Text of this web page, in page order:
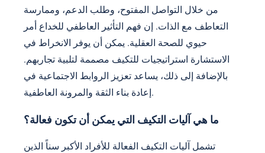
من خلال التواصل المفتوح، وطلب الدعم، وممارسة
التعاطف مع الذات. إن فهم التأثير العاطفي للخداع أمر
حيوي للصحة العقلية. يمكن أن يوفر الانخراط في
الاستشارة استراتيجيات للتكيف مصممة لتلبية تجاربهم.
بالإضافة إلى ذلك، يساعد تعزيز الروابط الاجتماعية في
إعادة بناء الثقة والمرونة العاطفية.
ما هي آليات التكيف التي يمكن أن تكون فعالة؟
تشمل آليات التكيف الفعالة للأفراد الأكبر سناً الذين